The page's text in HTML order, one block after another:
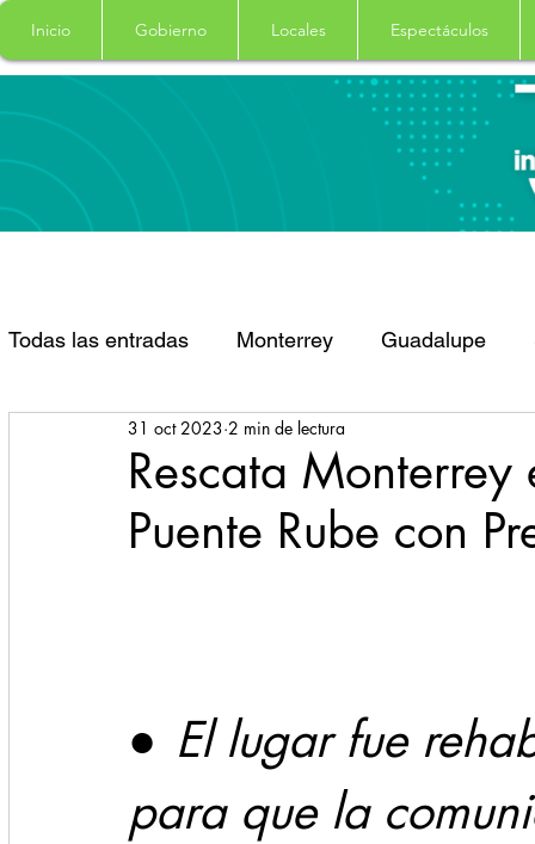
Inicio Gobierno Locales Espectáculos
Todas las entradas Monterrey Guadalupe
Santa Catarina San Pedro Garza Garcia
Espectaculos Clima Principal Salud
1 enero 31abr
Rescata
Puente Rube con
31 oct 2023 2 min de lectura
El lugar fue
para que la